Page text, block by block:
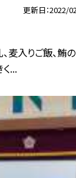
更新日 2022/
麦入りご飯、鮪
...